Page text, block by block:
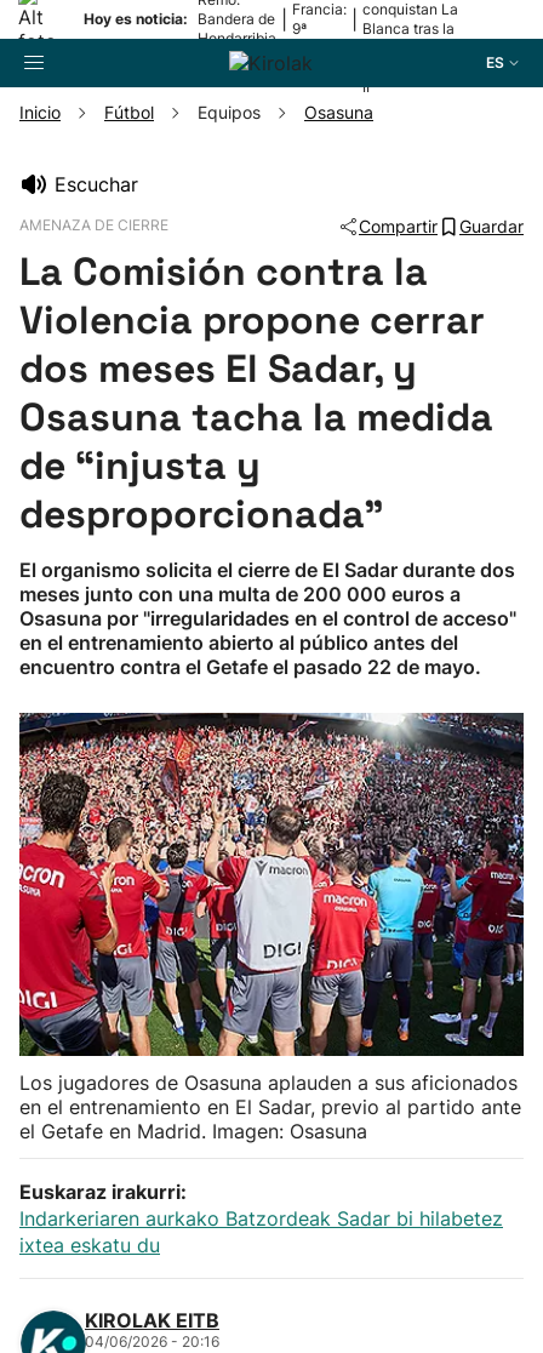
Hoy es noticia:
Bandera de
Hondarribia
Francia:
9ª
conquistan La
Blanca tras la
II
ES
Pelota
Remo
Ciclismo
Herri-kirolak
Balonmano
Kirolak 360
Atletismo
Carreras de montaña
Más deportes
"Helmuga"
Inicio Fútbol Equipos Osasuna
Escuchar
AMENAZA DE CIERRE Compartir Guardar
La Comisión contra la
Violencia propone cerrar
dos meses El Sadar, y
Osasuna tacha la medida
de “injusta y
desproporcionada”
El organismo solicita el cierre de El Sadar durante dos
meses junto con una multa de 200 000 euros a
Osasuna por "irregularidades en el control de acceso"
en el entrenamiento abierto al público antes del
encuentro contra el Getafe el pasado 22 de mayo.
Los jugadores de Osasuna aplauden a sus aficionados
en el entrenamiento en El Sadar, previo al partido ante
el Getafe en Madrid. Imagen: Osasuna
Euskaraz irakurri:
Indarkeriaren aurkako Batzordeak Sadar bi hilabetez
ixtea eskatu du
KIROLAK EITB
04/06/2026 - 20:16